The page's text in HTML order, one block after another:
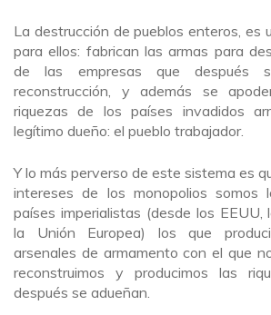
La destrucción de pueblos enteros, es
para ellos: fabrican las armas para
de las empresas que después
reconstrucción, y además se
riquezas de los países invadidos
legítimo dueño: el pueblo trabajador.
Y lo más perverso de este sistema es
intereses de los monopolios somos
países imperialistas (desde los EEUU,
la Unión Europea) los que
arsenales de armamento con el que
reconstruimos y producimos las
después se adueñan.